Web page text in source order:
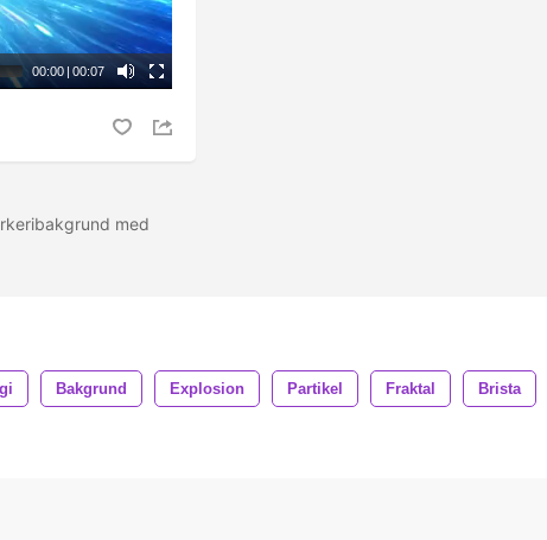
00:00 | 00:07
med
Bakgrund Explosion Partikel Fraktal Brista